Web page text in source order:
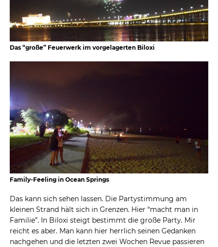
Das “große” Feuerwerk im vorgelagerten Biloxi
Family-Feeling in Ocean Springs
Das kann sich sehen lassen. Die Partystimmung am
kleinen Strand hält sich in Grenzen. Hier “macht man in
Familie”. In Biloxi steigt bestimmt die große Party. Mir
reicht es aber. Man kann hier herrlich seinen Gedanken
nachgehen und die letzten zwei Wochen Revue passieren